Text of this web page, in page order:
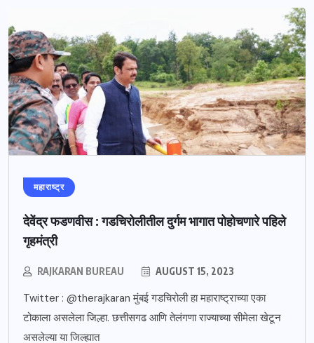
महाराष्ट्र
देवेंद्र फडणवीस : गडचिरोलीतील दुर्गम भागात पोहोचणारे पहिले
गृहमंत्री
RAJKARAN BUREAU AUGUST 15, 2023
Twitter : @therajkaran मुंबई गडचिरोली हा महाराष्ट्राच्या एका
टोकाला असलेला जिल्हा. छत्तीसगढ आणि तेलंगणा राज्याच्या सीमेला खेटून
असलेल्या या जिल्ह्यात